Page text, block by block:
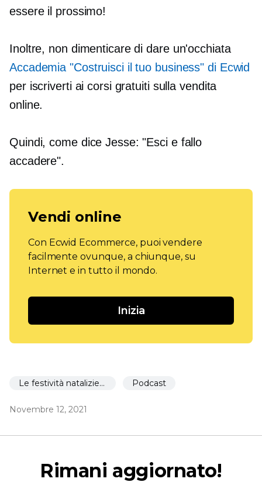
essere il prossimo!
Inoltre, non dimenticare di dare un'occhiata
Accademia "Costruisci il tuo business" di Ecwid
per iscriverti ai corsi gratuiti sulla vendita
online.
Quindi, come dice Jesse: "Esci e fallo
accadere".
Vendi online
Con Ecwid Ecommerce, puoi vendere
facilmente ovunque, a chiunque, su
Internet e in tutto il mondo.
Inizia
Le festività natalizie 🎉 Podcast
Novembre 12, 2021
Rimani aggiornato!